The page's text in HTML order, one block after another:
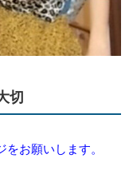
切
お願いします。